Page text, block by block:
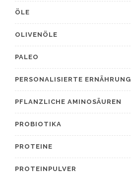
ÖLE
OLIVENÖLE
PALEO
PERSONALISIERTE ERNÄHRUNG
PFLANZLICHE AMINOSÄUREN
PROBIOTIKA
PROTEINE
PROTEINPULVER